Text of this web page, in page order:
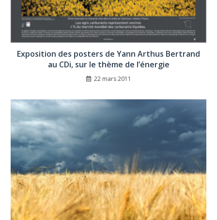
Exposition des posters de Yann Arthus Bertrand
au CDi, sur le thème de l’énergie
22 mars 2011